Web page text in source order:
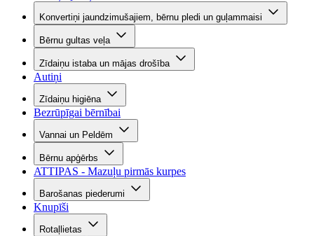
Konvertiņi jaundzimušajiem, bērnu pledi un guļammaisi
Bērnu gultas veļa
Zīdaiņu istaba un mājas drošība
Autiņi
Zīdaiņu higiēna
Bezrūpīgai bērnībai
Vannai un Peldēm
Bērnu apģērbs
ATTIPAS - Mazuļu pirmās kurpes
Barošanas piederumi
Knupīši
Rotaļlietas